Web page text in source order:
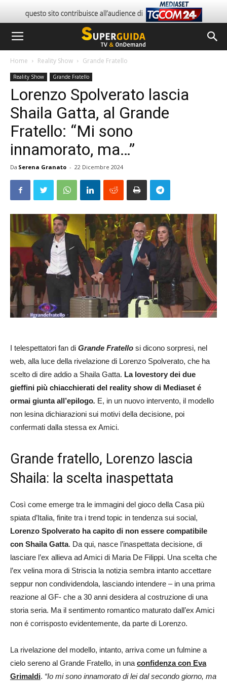
Home Reality Show Grande Fratello
Reality Show Grande Fratello
Lorenzo Spolverato lascia
Shaila Gatta, al Grande
Fratello: “Mi sono
innamorato, ma…”
Da Serena Granato - 22 Dicembre 2024
I telespettatori fan di Grande Fratello si dicono sorpresi, nel
web, alla luce della rivelazione di Lorenzo Spolverato, che ha
scelto di dire addio a Shaila Gatta. La lovestory dei due
gieffini più chiacchierati del reality show di Mediaset é
ormai giunta all’epilogo. E, in un nuovo intervento, il modello
non lesina dichiarazioni sui motivi della decisione, poi
confermati dalla stessa ex Amici.
Grande fratello, Lorenzo lascia
Shaila: la scelta inaspettata
Così come emerge tra le immagini del gioco della Casa più
spiata d’Italia, finite tra i trend topic in tendenza sui social,
Lorenzo Spolverato ha capito di non essere compatibile
con Shaila Gatta. Da qui, nasce l’inaspettata decisione, di
lasciare l’ex allieva ad Amici di Maria De Filippi. Una scelta che
l’ex velina mora di Striscia la notizia sembra intanto accettare
seppur non condividendola, lasciando intendere – in una prima
reazione al GF- che a 30 anni desidera al costruzione di una
storia seria. Ma il sentimento romantico maturato dall’ex Amici
non é corrisposto evidentemente, da parte di Lorenzo.
La rivelazione del modello, intanto, arriva come un fulmine a
cielo sereno al Grande Fratello, in una confidenza con Eva
Grimaldi. “Io mi sono innamorato di lei dal secondo giorno, ma